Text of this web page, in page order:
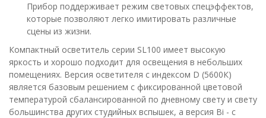
Прибор поддерживает режим световых спецэффектов,
которые позволяют легко имитировать различные
сцены из жизни.
Компактный осветитель серии SL100 имеет высокую
яркость и хорошо подходит для освещения в небольших
помещениях. Версия осветителя с индексом D (5600К)
является базовым решением с фиксированной цветовой
температурой сбалансированной по дневному свету и свету
большинства других студийных вспышек, а версия Bi - с